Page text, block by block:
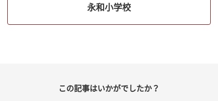
永和小学校
この記事はいかがでしたか？